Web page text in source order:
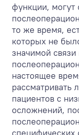
функции, могут
то же время,
которых не
значимой
настоящее
рассматривать
пациентов с
осложнений,